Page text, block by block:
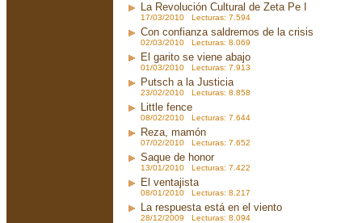
La Revolución Cultural de Zeta Pe I
17/03/2010 Lecturas: 7.594
Con confianza saldremos de la crisis
02/03/2010 Lecturas: 8.069
El garito se viene abajo
01/03/2010 Lecturas: 7.913
Putsch a la Justicia
23/02/2010 Lecturas: 8.858
Little fence
08/02/2010 Lecturas: 7.644
Reza, mamón
07/02/2010 Lecturas: 7.652
Saque de honor
13/01/2010 Lecturas: 7.422
El ventajista
08/01/2010 Lecturas: 8.217
La respuesta está en el viento
28/12/2009 Lecturas: 8.094